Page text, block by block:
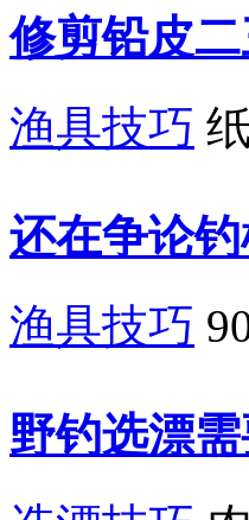
修剪铅皮
渔具技巧
还在争论
渔具技巧
野钓选漂